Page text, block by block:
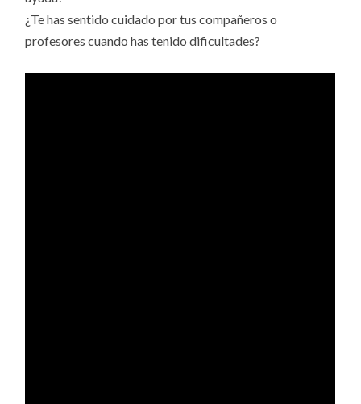
¿Te has sentido cuidado por tus compañeros o
profesores cuando has tenido dificultades?